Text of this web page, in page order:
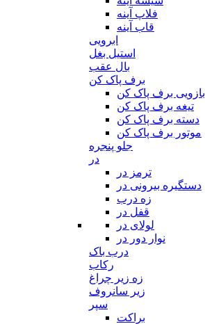
فلاپ آینه
قاب آینه
ابرویی
استیل بغل
بال عقب
برف پاک کن
بازویی برف پاک کن
تیغه برف پاک کن
دسته برف پاک کن
موتور برف پاک کن
جلو پنجره
در
ترمز در
دستگیره بیرونی در
زه درب
قفل در
لولای در
نوار دور در
درب باک
رکاب
زه زیر چراغ
زیر سانروف
سپر
براکت